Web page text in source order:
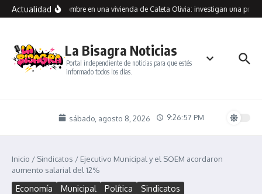
Saltar al contenido
Actualidad
muerto a un hombre en una vivienda de Caleta Olivia: investigan una
La Bisagra Noticias
Portal independiente de noticias para que estés
informado todos los días.
sábado, agosto 8, 2026 9:26:57 PM
Inicio / Sindicatos / Ejecutivo Municipal y el SOEM acordaron
aumento salarial del 12%
Economía Municipal Política Sindicatos